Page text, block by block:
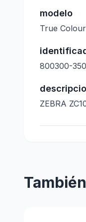
modelo
True
800300-
ZEBRA